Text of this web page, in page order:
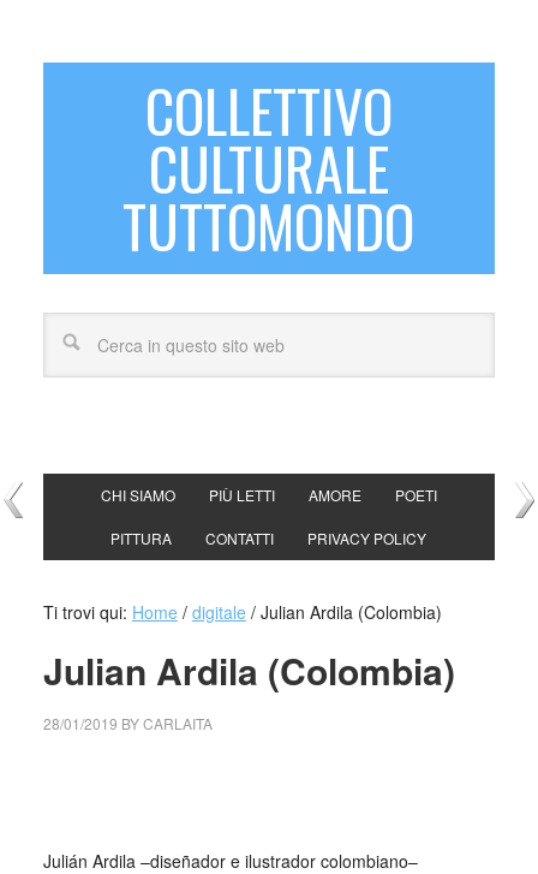
COLLETTIVO
CULTURALE
TUTTOMONDO
CHI SIAMO PIÙ LETTI AMORE POETI
PITTURA CONTATTI PRIVACY POLICY
Ti trovi qui: Home / digitale /Julian Ardila (Colombia)
Julian Ardila (Colombia)
28/01/2019 BYCARLAITA
Julián Ardila –diseñador e ilustrador colombiano–